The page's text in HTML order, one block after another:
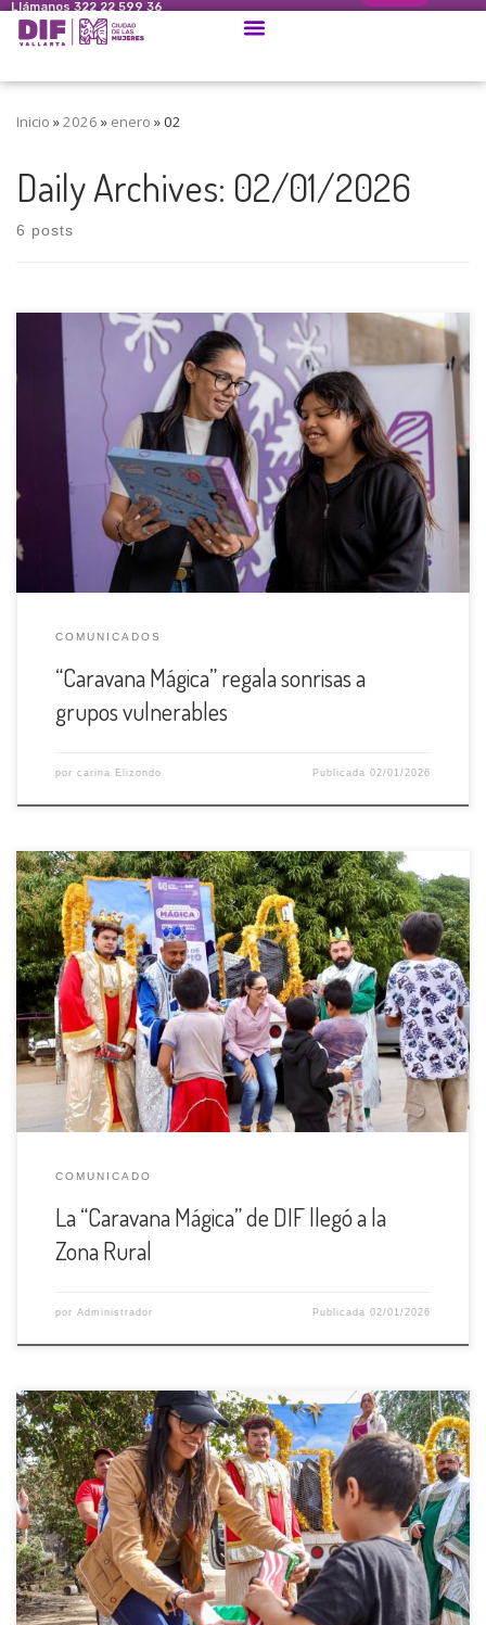
Llámanos 322 22 599 36
Inicio »2026 » enero »02
Daily Archives: 02/01/2026
6 posts
Como parte de los recorridos de la “Caravana Mágica” que
realiza el Sistema DIF de Puerto Vallarta que preside Claudia
Peña Gómez; niños y niñas de grupos vulnerables recibieron
un regalo del día de reyes, llevándoles sonrisas y un cálido
momento de felicidad. Los beneficiados fueron infantes que
pertenecen al […]
COMUNICADOS
“Caravana Mágica” regala sonrisas a
grupos vulnerables
por carina Elizondo Publicada02/01/2026
Con sonrisas y emocionados, recibieron los niños y niñas de la
zona rural la “Caravana Mágica” del Sistema DIF de Puerto
Vallarta, recibiendo un regalo de manos de la presidenta del
organismo Claudia Peña Gómez y los tres Reyes Magos como
parte de los festejos del 06 de enero. Los […]
COMUNICADO
La “Caravana Mágica” de DIF llegó a la
Zona Rural
por Administrador Publicada02/01/2026
Para festejarles el día de Reyes Magos, este seis de enero dio
inicio la “Caravana Mágica” de juguetes 2025 por parte del
Sistema DIF Municipal de Vallarta, llevando alegría a los niños y
niñas de la delegación de Ixtapa, además de fomentar las
tradiciones. La presidenta Claudia Peña Gómez, en […]